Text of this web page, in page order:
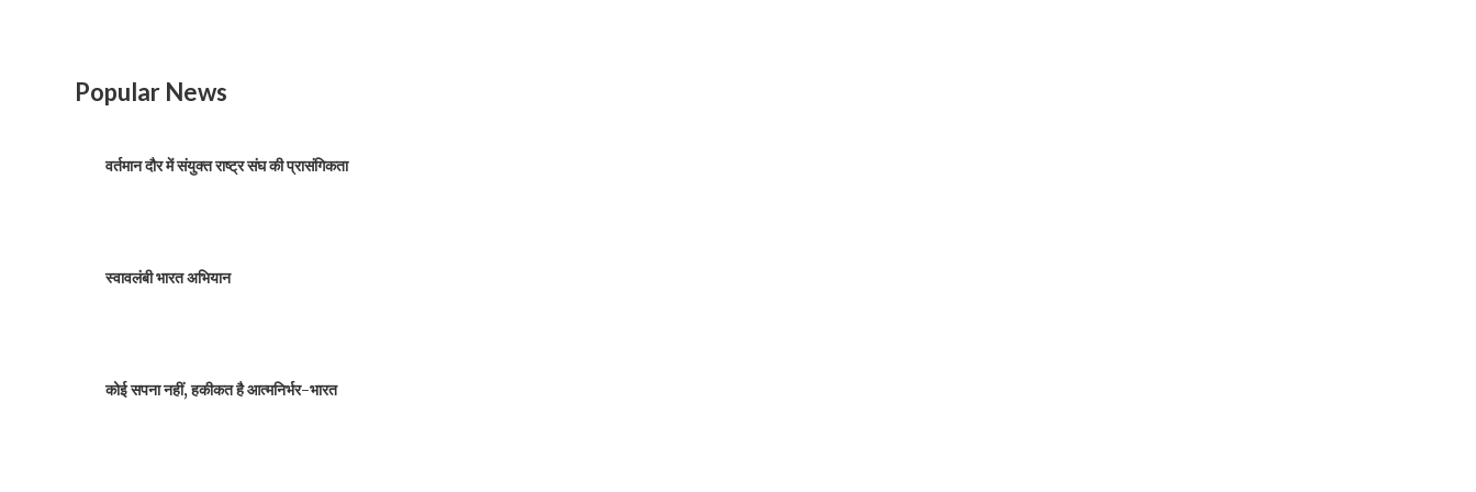
Popular News
वर्तमान दौर में संयुक्त राष्ट्र संघ की प्रासंगिकता
स्वावलंबी भारत अभियान
कोई सपना नहीं, हकीकत है आत्मनिर्भर-भारत